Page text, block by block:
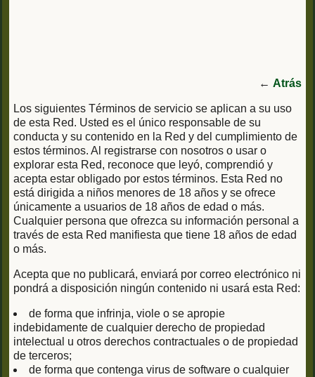
← Atrás
Los siguientes Términos de servicio se aplican a su uso
de esta Red. Usted es el único responsable de su
conducta y su contenido en la Red y del cumplimiento de
estos términos. Al registrarse con nosotros o usar o
explorar esta Red, reconoce que leyó, comprendió y
acepta estar obligado por estos términos. Esta Red no
está dirigida a niños menores de 18 años y se ofrece
únicamente a usuarios de 18 años de edad o más.
Cualquier persona que ofrezca su información personal a
través de esta Red manifiesta que tiene 18 años de edad
o más.
Acepta que no publicará, enviará por correo electrónico ni
pondrá a disposición ningún contenido ni usará esta Red:
de forma que infrinja, viole o se apropie
indebidamente de cualquier derecho de propiedad
intelectual u otros derechos contractuales o de propiedad
de terceros;
de forma que contenga virus de software o cualquier